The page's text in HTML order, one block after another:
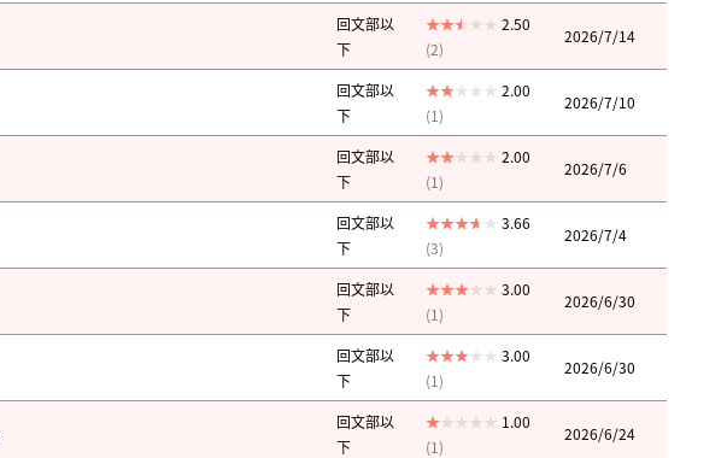
回文部以
下
2.50
(2)
2026/7/14
回文部以
下
2.00
(1)
2026/7/10
回文部以
下
2.00
(1)
2026/7/6
回文部以
下
3.66
(3)
2026/7/4
回文部以
下
3.00
(1)
2026/6/30
回文部以
下
3.00
(1)
2026/6/30
回文部以
下
1.00
(1)
2026/6/24